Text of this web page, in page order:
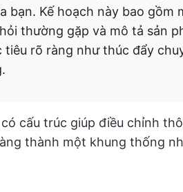
bạn. Kế hoạch này bao gồm
thường gặp và mô tả sản
rõ ràng như thúc đẩy
cấu trúc giúp điều chỉnh
thành một khung thống